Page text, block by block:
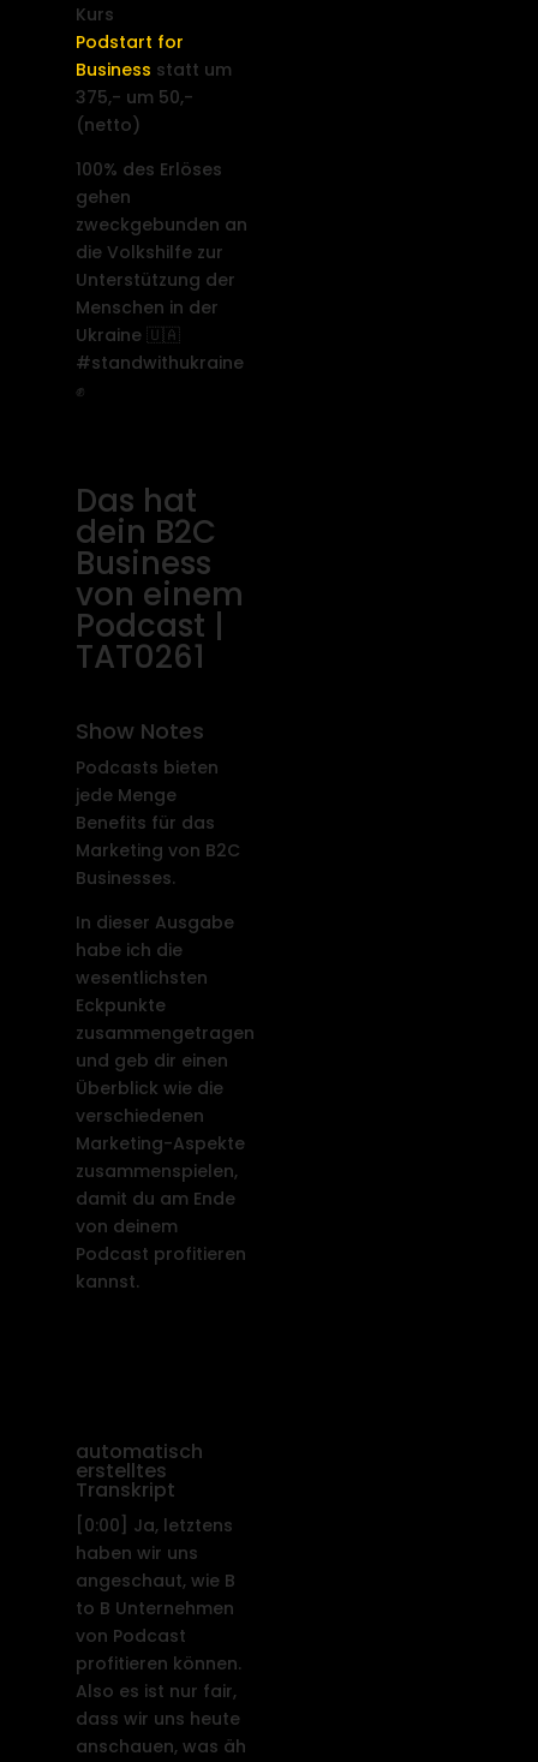
Kurs
Podstart for
Business statt um
375,- um 50,-
(netto)
100% des Erlöses
gehen
zweckgebunden an
die Volkshilfe zur
Unterstützung der
Menschen in der
Ukraine 🇺🇦
#standwithukraine
✊
Das hat
dein B2C
Business
von einem
Podcast |
TAT0261
Show Notes
Podcasts bieten
jede Menge
Benefits für das
Marketing von B2C
Businesses.
In dieser Ausgabe
habe ich die
wesentlichsten
Eckpunkte
zusammengetragen
und geb dir einen
Überblick wie die
verschiedenen
Marketing-Aspekte
zusammenspielen,
damit du am Ende
von deinem
Podcast profitieren
kannst.
automatisch
erstelltes
Transkript
[0:00]
Ja, letztens
haben wir uns
angeschaut, wie B
to B Unternehmen
von Podcast
profitieren können.
Also es ist nur fair,
dass wir uns heute
anschauen, was äh